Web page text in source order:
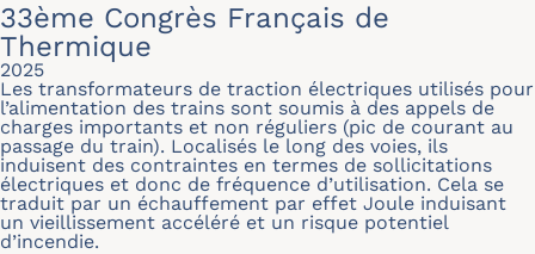
33ème Congrès Français de
Thermique
2025
Les transformateurs de traction électriques utilisés pour
l’alimentation des trains sont soumis à des appels de
charges importants et non réguliers (pic de courant au
passage du train). Localisés le long des voies, ils
induisent des contraintes en termes de sollicitations
électriques et donc de fréquence d’utilisation. Cela se
traduit par un échauffement par effet Joule induisant
un vieillissement accéléré et un risque potentiel
d’incendie.